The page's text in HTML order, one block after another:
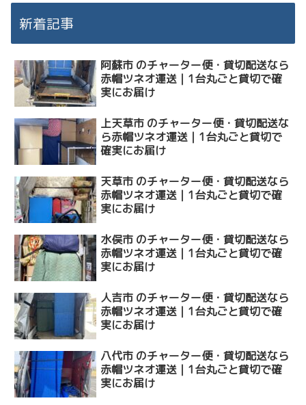
新着記事
阿蘇市 のチャーター便・貸切配送なら
赤帽ツネオ運送｜1台丸ごと貸切で確
実にお届け
上天草市 のチャーター便・貸切配送な
ら赤帽ツネオ運送｜1台丸ごと貸切で
確実にお届け
天草市 のチャーター便・貸切配送なら
赤帽ツネオ運送｜1台丸ごと貸切で確
実にお届け
水俣市 のチャーター便・貸切配送なら
赤帽ツネオ運送｜1台丸ごと貸切で確
実にお届け
人吉市 のチャーター便・貸切配送なら
赤帽ツネオ運送｜1台丸ごと貸切で確
実にお届け
八代市 のチャーター便・貸切配送なら
赤帽ツネオ運送｜1台丸ごと貸切で確
実にお届け